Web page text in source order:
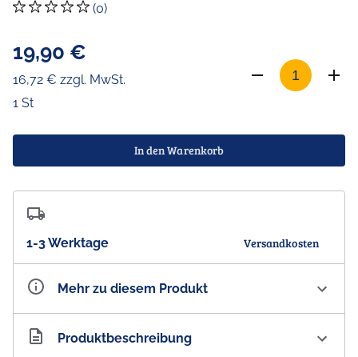
(0)
19,90 €
16,72 € zzgl. MwSt.
1 St
In den Warenkorb
1-3 Werktage Versandkosten
Mehr zu diesem Produkt
Artikelnummer AU300101
Produktbeschreibung